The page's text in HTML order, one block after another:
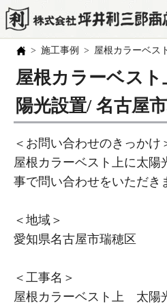
会社概要
選ばれる理由
施工事例
お客様の声
スタッフ
職人紹介
ブログ
よくある質問
豆知識
施工事例 屋根カラーベス
屋根カラーベス
陽光設置/ 名古屋
＜お問い合わせのきっかけ
屋根カラーベスト上に太陽
事で問い合わせをいただき
＜地域＞
愛知県名古屋市瑞穂区
＜工事名＞
屋根カラーベスト上 太陽